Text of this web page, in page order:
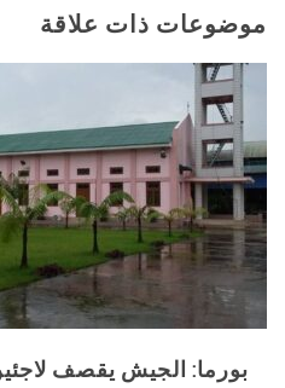
موضوعات ذات علاقة
بورما: الجيش يقصف